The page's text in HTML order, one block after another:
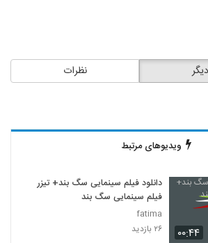
جرموز
دانلود فیلم بیچاره ها
دانلود فیلم این زن ها ساخته عباس رزیجی
۳,۲۰۰ بازدید
نظرات
ویدیوهای مرتبط
۰۰:۴۴
دانلود فیلم سینمایی سگ بند+ تیزر
فیلم سینمایی سگ بند
fatima
۲۶ بازدید